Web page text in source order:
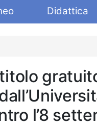
Didattica
l’8